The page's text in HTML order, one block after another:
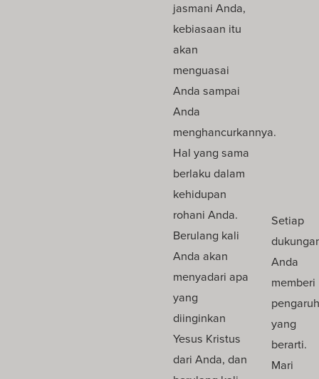
jasmani Anda,
kebiasaan itu
akan
menguasai
Anda sampai
Anda
menghancurkannya.
Hal yang sama
berlaku dalam
kehidupan
rohani Anda.
Berulang kali
Anda akan
menyadari apa
yang
diinginkan
Yesus Kristus
dari Anda, dan
Setiap
Anda
memberi
pengaruh
yang
berarti.
Mari